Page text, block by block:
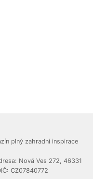
plný zahradní inspirace
Nová Ves 272, 46331
CZ07840772